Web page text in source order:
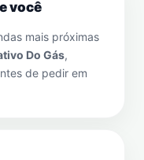
você
mais próximas
Do Gás,
de pedir em